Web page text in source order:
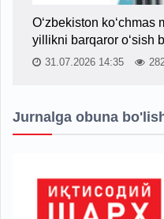
O‘zbekiston
yillikni barqaror o‘sish
31.07.2026 14:35
Jurnalga obuna